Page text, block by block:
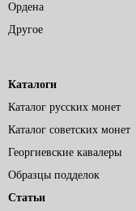
Ордена
Другое
Каталоги
Каталог русских монет
Каталог советских монет
Георгиевские кавалеры
Образцы подделок
Статьи